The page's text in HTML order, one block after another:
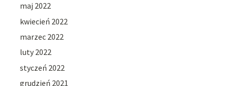
maj 2022
kwiecień 2022
marzec 2022
luty 2022
styczeń 2022
grudzień 2021